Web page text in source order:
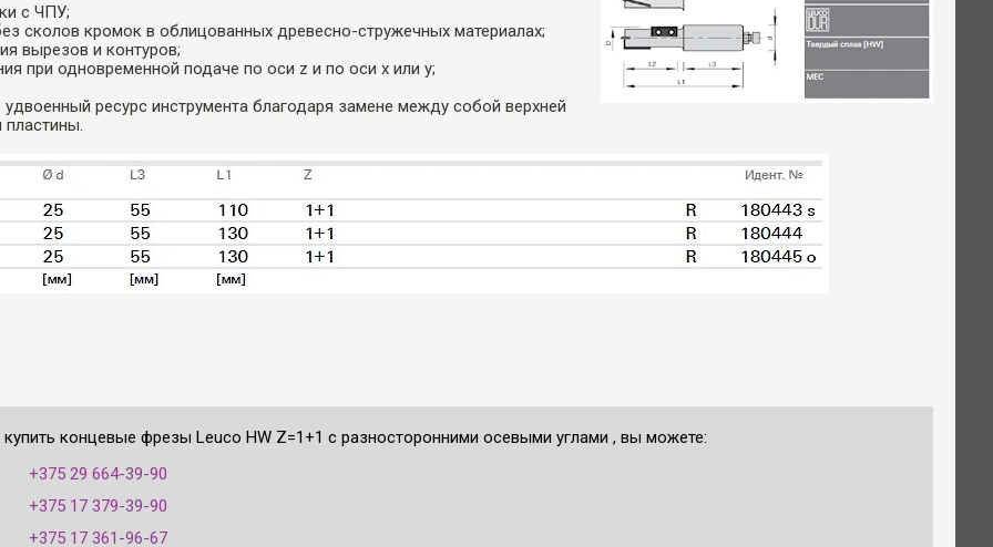
с ЧПУ;
сколов кромок в облицованных древесно-стружечных материалах;
вырезов и контуров;
при одновременной подаче по оси z и по оси x или y;
удвоенный ресурс инструмента благодаря замене между собой верхней
купить концевые фрезы Leuco HW Z=1+1 с разносторонними осевыми углами , вы можете:
+375 29 664-39-90
+375 17 379-39-90
+375 17 361-96-67